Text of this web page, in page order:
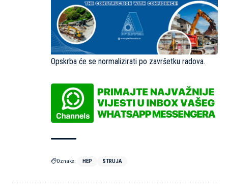
Opskrba će se normalizirati po završetku radova.
Oznake: HEP STRUJA